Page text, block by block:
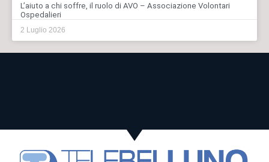
L’aiuto a chi soffre, il ruolo di AVO – Associazione Volontari
Ospedalieri
2 Luglio 2026